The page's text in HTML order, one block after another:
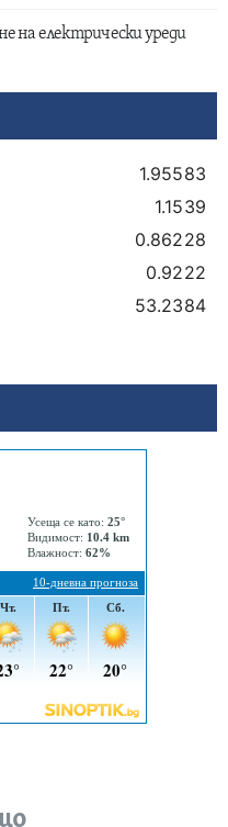
на електрически уреди
1.95583
1.1539
0.86228
0.9222
53.2384